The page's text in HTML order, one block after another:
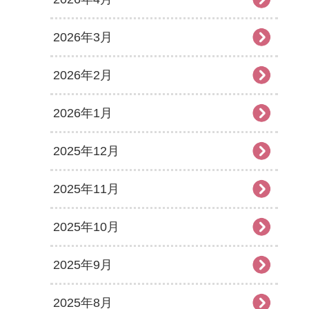
2026年3月
2026年2月
2026年1月
2025年12月
2025年11月
2025年10月
2025年9月
2025年8月